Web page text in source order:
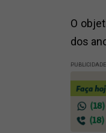
O
dos
PUBLICIDADE